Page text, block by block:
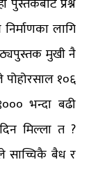
पुस्तकबाटै प्रश्न
लागि
मुखी नै
पोहोरसाल १०६
भन्दा बढी
मिल्ला त ?
साच्चिकै बैध र